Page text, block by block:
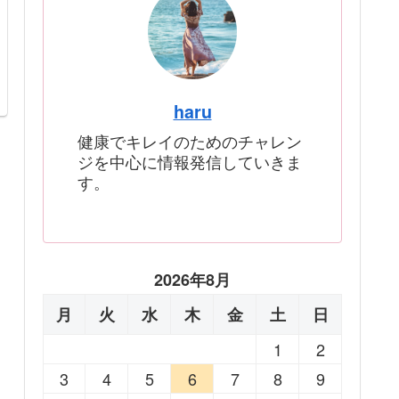
haru
健康でキレイのためのチャレン
ジを中心に情報発信していきま
す。
2026年8月
月
火 水 木 金 土
日
1
2
3
4 5 6 7 8
9